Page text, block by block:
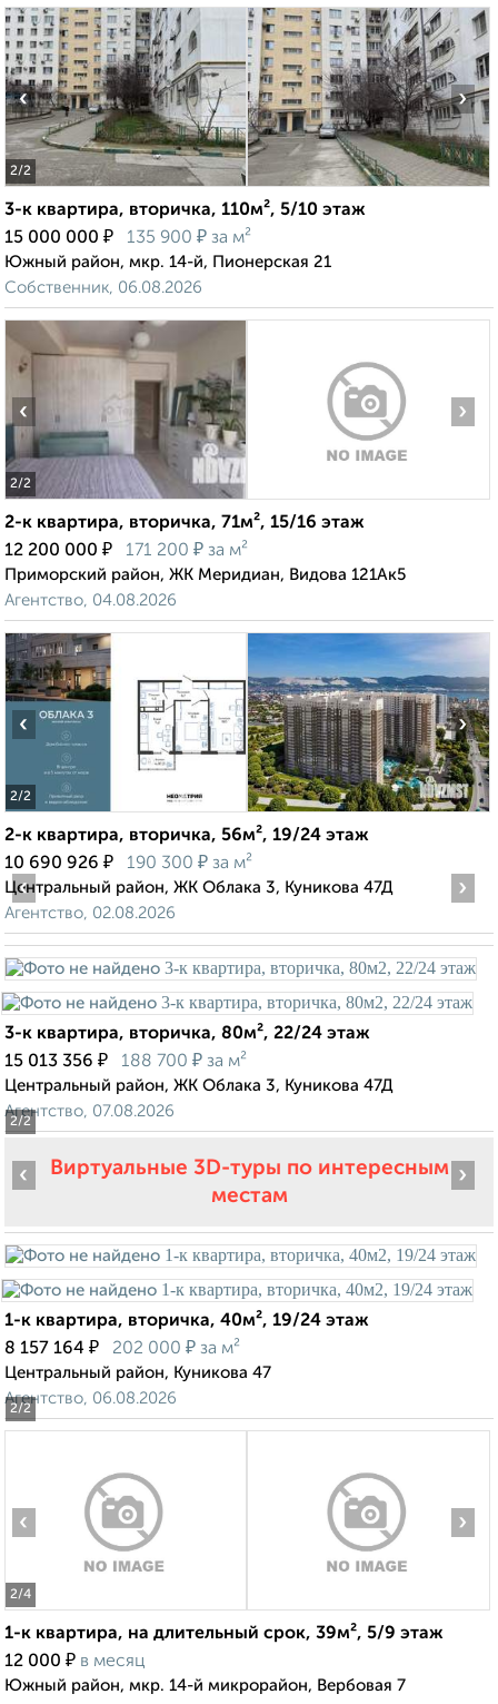
2/2
‹ ›
3-к квартира, вторичка, 110м², 5/10 этаж
15 000 000 ₽ 135 900 ₽ за м²
Южный район, мкр. 14-й, Пионерская 21
Собственник, 06.08.2026
2/2
‹ ›
2-к квартира, вторичка, 71м², 15/16 этаж
12 200 000 ₽ 171 200 ₽ за м²
Приморский район, ЖК Меридиан, Видова 121Ак5
Агентство, 04.08.2026
2/2
‹ ›
2-к квартира, вторичка, 56м², 19/24 этаж
10 690 926 ₽ 190 300 ₽ за м²
Центральный район, ЖК Облака 3, Куникова 47Д
Агентство, 02.08.2026
2/2
‹ ›
3-к квартира, вторичка, 80м², 22/24 этаж
15 013 356 ₽ 188 700 ₽ за м²
Центральный район, ЖК Облака 3, Куникова 47Д
Агентство, 07.08.2026
Виртуальные 3D-туры по интересным
местам
2/2
‹ ›
1-к квартира, вторичка, 40м², 19/24 этаж
8 157 164 ₽ 202 000 ₽ за м²
Центральный район, Куникова 47
Агентство, 06.08.2026
2/4
‹ ›
1-к квартира, на длительный срок, 39м², 5/9 этаж
12 000 ₽ в месяц
Южный район, мкр. 14-й микрорайон, Вербовая 7